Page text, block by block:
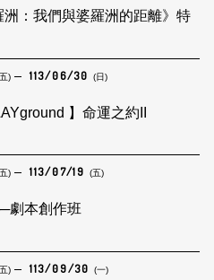
洲：我們與婆羅洲的距離》特
) 113/06/30 (日)
】命運之約II
) 113/07/19 (五)
劇本創作班
) 113/09/30 (一)